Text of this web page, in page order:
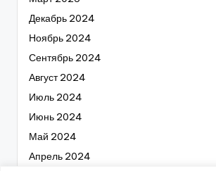
Декабрь 2024
Ноябрь 2024
Сентябрь 2024
Август 2024
Июль 2024
Июнь 2024
Май 2024
Апрель 2024